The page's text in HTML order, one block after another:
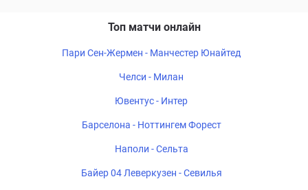
Топ матчи онлайн
Пари Сен-Жермен - Манчестер Юнайтед
Челси - Милан
Ювентус - Интер
Барселона - Ноттингем Форест
Наполи - Сельта
Байер 04 Леверкузен - Севилья